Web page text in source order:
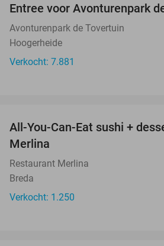
Entree voor Avonturenpark
Avonturenpark de Tovertuin
Hoogerheide
Verkocht: 7.881
All-You-Can-Eat sushi +
Merlina
Restaurant Merlina
Breda
Verkocht: 1.250